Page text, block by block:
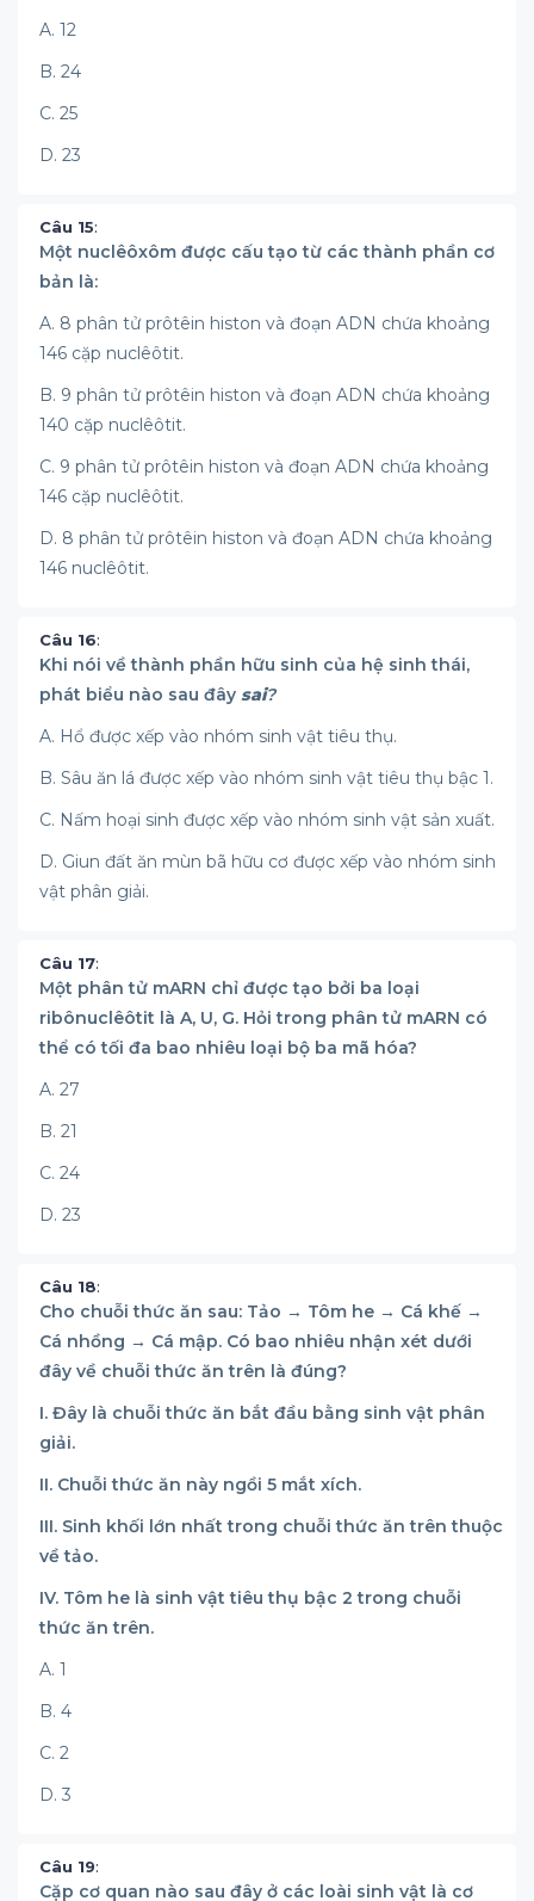
A. 12
B. 24
C. 25
D. 23
Câu 15:
Một nuclêôxôm được cấu tạo từ các thành phần cơ
bản là:
A. 8 phân tử prôtêin histon và đoạn ADN chứa khoảng
146 cặp nuclêôtit.
B. 9 phân tử prôtêin histon và đoạn ADN chứa khoảng
140 cặp nuclêôtit.
C. 9 phân tử prôtêin histon và đoạn ADN chứa khoảng
146 cặp nuclêôtit.
D. 8 phân tử prôtêin histon và đoạn ADN chứa khoảng
146 nuclêôtit.
Câu 16:
Khi nói về thành phần hữu sinh của hệ sinh thái,
phát biểu nào sau đây sai?
A. Hổ được xếp vào nhóm sinh vật tiêu thụ.
B. Sâu ăn lá được xếp vào nhóm sinh vật tiêu thụ bậc 1.
C. Nấm hoại sinh được xếp vào nhóm sinh vật sản xuất.
D. Giun đất ăn mùn bã hữu cơ được xếp vào nhóm sinh
vật phân giải.
Câu 17:
Một phân tử mARN chỉ được tạo bởi ba loại
ribônuclêôtit là A, U, G. Hỏi trong phân tử mARN có
thể có tối đa bao nhiêu loại bộ ba mã hóa?
A. 27
B. 21
C. 24
D. 23
Câu 18:
Cho chuỗi thức ăn sau: Tảo → Tôm he → Cá khế →
Cá nhồng → Cá mập. Có bao nhiêu nhận xét dưới
đây về chuỗi thức ăn trên là đúng?
I. Đây là chuỗi thức ăn bắt đầu bằng sinh vật phân
giải.
II. Chuỗi thức ăn này ngồi 5 mắt xích.
III. Sinh khối lớn nhất trong chuỗi thức ăn trên thuộc
về tảo.
IV. Tôm he là sinh vật tiêu thụ bậc 2 trong chuỗi
thức ăn trên.
A. 1
B. 4
C. 2
D. 3
Câu 19:
Cặp cơ quan nào sau đây ở các loài sinh vật là cơ